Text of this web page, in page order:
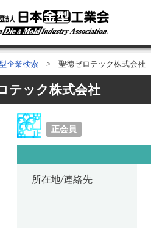
企業検索 > 聖徳ゼロテック株式会社
テック株式会社
正会員
所在地/連絡先